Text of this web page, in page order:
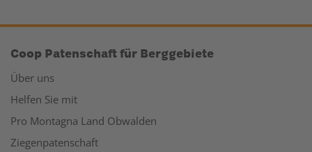
Coop Patenschaft für Berggebiete
Über uns
Helfen Sie mit
Pro Montagna Land Obwalden
Ziegenpatenschaft